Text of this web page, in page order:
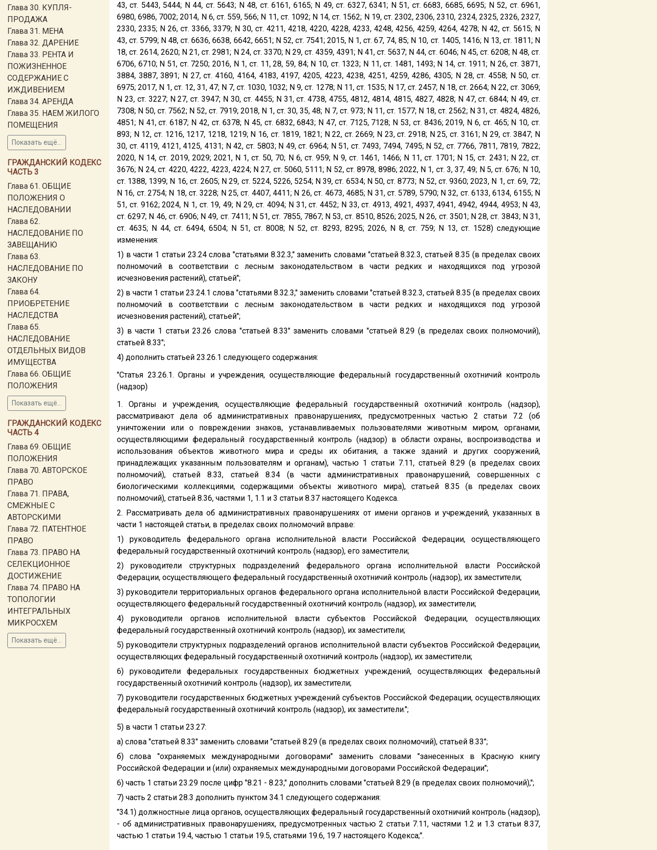
Глава 30. КУПЛЯ-
ПРОДАЖА
Глава 31. МЕНА
Глава 32. ДАРЕНИЕ
Глава 33. РЕНТА И
ПОЖИЗНЕННОЕ
СОДЕРЖАНИЕ С
ИЖДИВЕНИЕМ
Глава 34. АРЕНДА
Глава 35. НАЕМ ЖИЛОГО
ПОМЕЩЕНИЯ
Показать ещё...
ГРАЖДАНСКИЙ КОДЕКС
ЧАСТЬ 3
Глава 61. ОБЩИЕ
ПОЛОЖЕНИЯ О
НАСЛЕДОВАНИИ
Глава 62.
НАСЛЕДОВАНИЕ ПО
ЗАВЕЩАНИЮ
Глава 63.
НАСЛЕДОВАНИЕ ПО
ЗАКОНУ
Глава 64.
ПРИОБРЕТЕНИЕ
НАСЛЕДСТВА
Глава 65.
НАСЛЕДОВАНИЕ
ОТДЕЛЬНЫХ ВИДОВ
ИМУЩЕСТВА
Глава 66. ОБЩИЕ
ПОЛОЖЕНИЯ
Показать ещё...
ГРАЖДАНСКИЙ КОДЕКС
ЧАСТЬ 4
Глава 69. ОБЩИЕ
ПОЛОЖЕНИЯ
Глава 70. АВТОРСКОЕ
ПРАВО
Глава 71. ПРАВА,
СМЕЖНЫЕ С
АВТОРСКИМИ
Глава 72. ПАТЕНТНОЕ
ПРАВО
Глава 73. ПРАВО НА
СЕЛЕКЦИОННОЕ
ДОСТИЖЕНИЕ
Глава 74. ПРАВО НА
ТОПОЛОГИИ
ИНТЕГРАЛЬНЫХ
МИКРОСХЕМ
Показать ещё...
43, ст. 5443, 5444; N 44, ст. 5643; N 48, ст. 6161, 6165; N 49, ст. 6327, 6341; N 51, ст. 6683, 6685, 6695; N 52, ст. 6961,
6980, 6986, 7002; 2014, N 6, ст. 559, 566; N 11, ст. 1092; N 14, ст. 1562; N 19, ст. 2302, 2306, 2310, 2324, 2325, 2326, 2327,
2330, 2335; N 26, ст. 3366, 3379; N 30, ст. 4211, 4218, 4220, 4228, 4233, 4248, 4256, 4259, 4264, 4278; N 42, ст. 5615; N
43, ст. 5799; N 48, ст. 6636, 6638, 6642, 6651; N 52, ст. 7541; 2015, N 1, ст. 67, 74, 85; N 10, ст. 1405, 1416; N 13, ст. 1811; N
18, ст. 2614, 2620; N 21, ст. 2981; N 24, ст. 3370; N 29, ст. 4359, 4391; N 41, ст. 5637; N 44, ст. 6046; N 45, ст. 6208; N 48, ст.
6706, 6710; N 51, ст. 7250; 2016, N 1, ст. 11, 28, 59, 84; N 10, ст. 1323; N 11, ст. 1481, 1493; N 14, ст. 1911; N 26, ст. 3871,
3884, 3887, 3891; N 27, ст. 4160, 4164, 4183, 4197, 4205, 4223, 4238, 4251, 4259, 4286, 4305; N 28, ст. 4558; N 50, ст.
6975; 2017, N 1, ст. 12, 31, 47; N 7, ст. 1030, 1032; N 9, ст. 1278; N 11, ст. 1535; N 17, ст. 2457; N 18, ст. 2664; N 22, ст. 3069;
N 23, ст. 3227; N 27, ст. 3947; N 30, ст. 4455; N 31, ст. 4738, 4755, 4812, 4814, 4815, 4827, 4828; N 47, ст. 6844; N 49, ст.
7308; N 50, ст. 7562; N 52, ст. 7919; 2018, N 1, ст. 30, 35, 48; N 7, ст. 973; N 11, ст. 1577; N 18, ст. 2562; N 31, ст. 4824, 4826,
4851; N 41, ст. 6187; N 42, ст. 6378; N 45, ст. 6832, 6843; N 47, ст. 7125, 7128; N 53, ст. 8436; 2019, N 6, ст. 465; N 10, ст.
893; N 12, ст. 1216, 1217, 1218, 1219; N 16, ст. 1819, 1821; N 22, ст. 2669; N 23, ст. 2918; N 25, ст. 3161; N 29, ст. 3847; N
30, ст. 4119, 4121, 4125, 4131; N 42, ст. 5803; N 49, ст. 6964; N 51, ст. 7493, 7494, 7495; N 52, ст. 7766, 7811, 7819, 7822;
2020, N 14, ст. 2019, 2029; 2021, N 1, ст. 50, 70; N 6, ст. 959; N 9, ст. 1461, 1466; N 11, ст. 1701; N 15, ст. 2431; N 22, ст.
3676; N 24, ст. 4220, 4222, 4223, 4224; N 27, ст. 5060, 5111; N 52, ст. 8978, 8986; 2022, N 1, ст. 3, 37, 49; N 5, ст. 676; N 10,
ст. 1388, 1399; N 16, ст. 2605; N 29, ст. 5224, 5226, 5254; N 39, ст. 6534; N 50, ст. 8773; N 52, ст. 9360; 2023, N 1, ст. 69, 72;
N 16, ст. 2754; N 18, ст. 3228; N 25, ст. 4407, 4411; N 26, ст. 4673, 4685; N 31, ст. 5789, 5790; N 32, ст. 6133, 6134, 6155; N
51, ст. 9162; 2024, N 1, ст. 19, 49; N 29, ст. 4094; N 31, ст. 4452; N 33, ст. 4913, 4921, 4937, 4941, 4942, 4944, 4953; N 43,
ст. 6297; N 46, ст. 6906; N 49, ст. 7411; N 51, ст. 7855, 7867; N 53, ст. 8510, 8526; 2025, N 26, ст. 3501; N 28, ст. 3843; N 31,
ст. 4635; N 44, ст. 6494, 6504; N 51, ст. 8008; N 52, ст. 8293, 8295; 2026, N 8, ст. 759; N 13, ст. 1528) следующие
изменения:
1) в части 1 статьи 23.24 слова "статьями 8.32.3," заменить словами "статьей 8.32.3, статьей 8.35 (в пределах своих
полномочий в соответствии с лесным законодательством в части редких и находящихся под угрозой
исчезновения растений), статьей";
2) в части 1 статьи 23.24.1 слова "статьями 8.32.3," заменить словами "статьей 8.32.3, статьей 8.35 (в пределах своих
полномочий в соответствии с лесным законодательством в части редких и находящихся под угрозой
исчезновения растений), статьей";
3) в части 1 статьи 23.26 слова "статьей 8.33" заменить словами "статьей 8.29 (в пределах своих полномочий),
статьей 8.33";
4) дополнить статьей 23.26.1 следующего содержания:
"Статья 23.26.1. Органы и учреждения, осуществляющие федеральный государственный охотничий контроль
(надзор)
1. Органы и учреждения, осуществляющие федеральный государственный охотничий контроль (надзор),
рассматривают дела об административных правонарушениях, предусмотренных частью 2 статьи 7.2 (об
уничтожении или о повреждении знаков, устанавливаемых пользователями животным миром, органами,
осуществляющими федеральный государственный контроль (надзор) в области охраны, воспроизводства и
использования объектов животного мира и среды их обитания, а также зданий и других сооружений,
принадлежащих указанным пользователям и органам), частью 1 статьи 7.11, статьей 8.29 (в пределах своих
полномочий), статьей 8.33, статьей 8.34 (в части административных правонарушений, совершенных с
биологическими коллекциями, содержащими объекты животного мира), статьей 8.35 (в пределах своих
полномочий), статьей 8.36, частями 1, 1.1 и 3 статьи 8.37 настоящего Кодекса.
2. Рассматривать дела об административных правонарушениях от имени органов и учреждений, указанных в
части 1 настоящей статьи, в пределах своих полномочий вправе:
1) руководитель федерального органа исполнительной власти Российской Федерации, осуществляющего
федеральный государственный охотничий контроль (надзор), его заместители;
2) руководители структурных подразделений федерального органа исполнительной власти Российской
Федерации, осуществляющего федеральный государственный охотничий контроль (надзор), их заместители;
3) руководители территориальных органов федерального органа исполнительной власти Российской Федерации,
осуществляющего федеральный государственный охотничий контроль (надзор), их заместители;
4) руководители органов исполнительной власти субъектов Российской Федерации, осуществляющих
федеральный государственный охотничий контроль (надзор), их заместители;
5) руководители структурных подразделений органов исполнительной власти субъектов Российской Федерации,
осуществляющих федеральный государственный охотничий контроль (надзор), их заместители;
6) руководители федеральных государственных бюджетных учреждений, осуществляющих федеральный
государственный охотничий контроль (надзор), их заместители;
7) руководители государственных бюджетных учреждений субъектов Российской Федерации, осуществляющих
федеральный государственный охотничий контроль (надзор), их заместители.";
5) в части 1 статьи 23.27:
а) слова "статьей 8.33" заменить словами "статьей 8.29 (в пределах своих полномочий), статьей 8.33";
б) слова "охраняемых международными договорами" заменить словами "занесенных в Красную книгу
Российской Федерации и (или) охраняемых международными договорами Российской Федерации";
6) часть 1 статьи 23.29 после цифр "8.21 - 8.23," дополнить словами "статьей 8.29 (в пределах своих полномочий),";
7) часть 2 статьи 28.3 дополнить пунктом 34.1 следующего содержания:
"34.1) должностные лица органов, осуществляющих федеральный государственный охотничий контроль (надзор),
- об административных правонарушениях, предусмотренных частью 2 статьи 7.11, частями 1.2 и 1.3 статьи 8.37,
частью 1 статьи 19.4, частью 1 статьи 19.5, статьями 19.6, 19.7 настоящего Кодекса;".